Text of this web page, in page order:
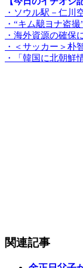
・ソウル駅－仁川
・“キム䖁ヨナ盗
・海外資源の確保
・＜サッカー＞朴
・「韓国に北朝鮮
関連記事